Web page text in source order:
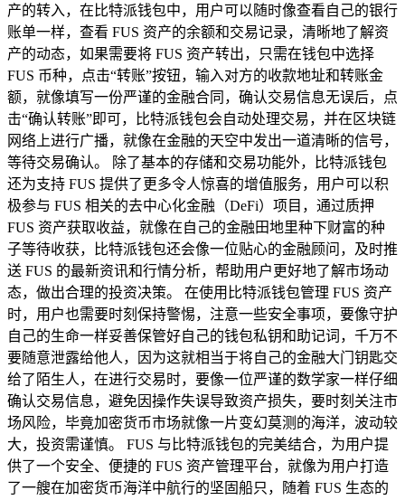
产的转入，在比特派钱包中，用户可以随时像查看自己的银行
账单一样，查看 FUS 资产的余额和交易记录，清晰地了解资
产的动态，如果需要将 FUS 资产转出，只需在钱包中选择
FUS 币种，点击“转账”按钮，输入对方的收款地址和转账金
额，就像填写一份严谨的金融合同，确认交易信息无误后，点
击“确认转账”即可，比特派钱包会自动处理交易，并在区块链
网络上进行广播，就像在金融的天空中发出一道清晰的信号，
等待交易确认。 除了基本的存储和交易功能外，比特派钱包
还为支持 FUS 提供了更多令人惊喜的增值服务，用户可以积
极参与 FUS 相关的去中心化金融（DeFi）项目，通过质押
FUS 资产获取收益，就像在自己的金融田地里种下财富的种
子等待收获，比特派钱包还会像一位贴心的金融顾问，及时推
送 FUS 的最新资讯和行情分析，帮助用户更好地了解市场动
态，做出合理的投资决策。 在使用比特派钱包管理 FUS 资产
时，用户也需要时刻保持警惕，注意一些安全事项，要像守护
自己的生命一样妥善保管好自己的钱包私钥和助记词，千万不
要随意泄露给他人，因为这就相当于将自己的金融大门钥匙交
给了陌生人，在进行交易时，要像一位严谨的数学家一样仔细
确认交易信息，避免因操作失误导致资产损失，要时刻关注市
场风险，毕竟加密货币市场就像一片变幻莫测的海洋，波动较
大，投资需谨慎。 FUS 与比特派钱包的完美结合，为用户提
供了一个安全、便捷的 FUS 资产管理平台，就像为用户打造
了一艘在加密货币海洋中航行的坚固船只，随着 FUS 生态的